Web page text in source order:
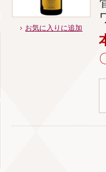
お気に入りに追加